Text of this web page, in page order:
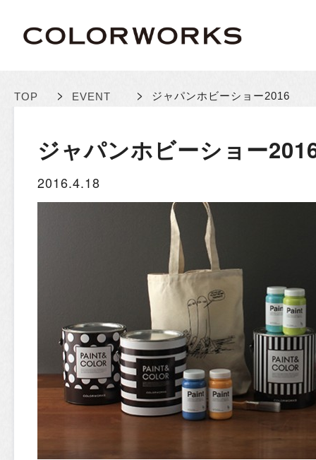
TOP > EVENT > ジャパンホビーショー2016
ジャパンホビーショー
2016.4.18